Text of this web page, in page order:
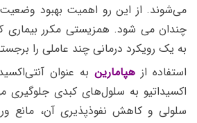
می‌شوند. از این رو اهمیت بهبود وضعیت
چندان می شود. همزیستی مکرر بیماری
به یک رویکرد درمانی چند عاملی را
استفاده از هپامارین به عنوان
اکسیداتیو به سلول‌های کبدی جلوگیری
سلولی و کاهش نفوذپذیری آن، مانع